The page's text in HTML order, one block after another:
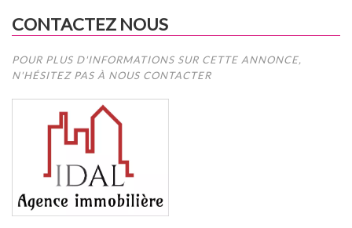
CONTACTEZ NOUS
POUR PLUS D'INFORMATIONS SUR CETTE ANNONCE,
N'HÉSITEZ PAS À NOUS CONTACTER